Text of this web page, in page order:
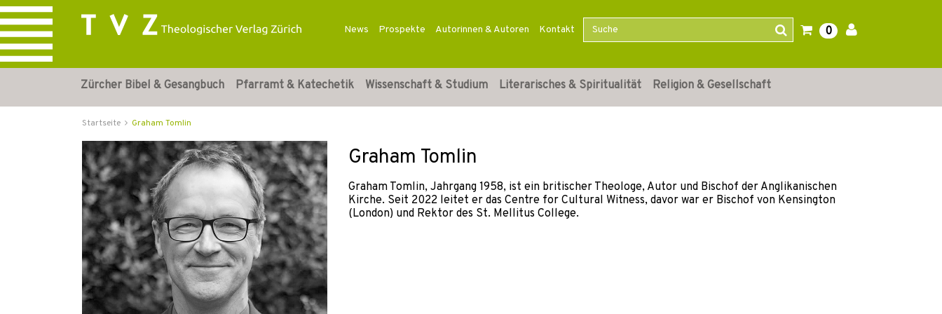
News Prospekte Autorinnen & Autoren Kontakt 0
Zürcher Bibel & Gesangbuch Pfarramt & Katechetik Wissenschaft & Studium Literarisches & Spiritualität Religion & Gesellschaft
Startseite Graham Tomlin
Graham Tomlin
Graham Tomlin, Jahrgang 1958, ist ein britischer Theologe, Autor und Bischof der Anglikanischen
Kirche. Seit 2022 leitet er das Centre for Cultural Witness, davor war er Bischof von Kensington
(London) und Rektor des St. Mellitus College.